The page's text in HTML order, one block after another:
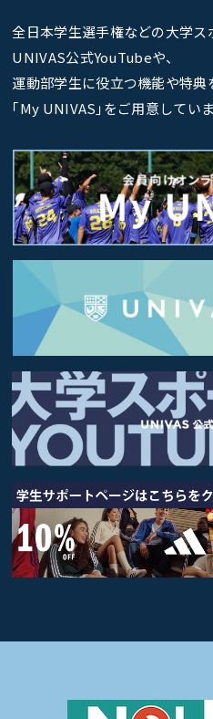
全日本学生選手権などの大学
UNIVAS公式YouTubeや、
運動部学生に役立つ機能や特
｢My UNIVAS｣をご用意していま